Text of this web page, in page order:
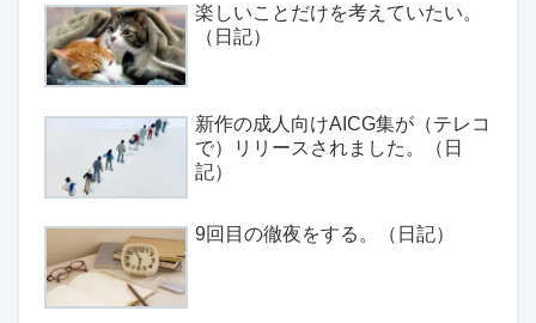
楽しいことだけを考えていたい。
（日記）
新作の成人向けAICG集が（テレコ
で）リリースされました。（日
記）
9回目の徹夜をする。（日記）